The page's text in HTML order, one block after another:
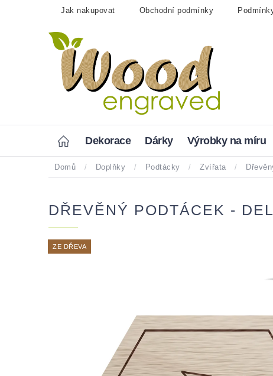
Jak nakupovat Obchodní podmínky
Home Dekorace Dárky Výrobky na míru
Domů / Doplňky / Podtácky / Zvířata /
DŘEVĚNÝ PODTÁCEK -
ZE DŘEVA